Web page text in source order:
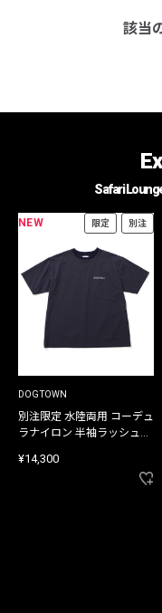
該当
Safari
NEW 限定 別注
DOGTOWN
別注限定 水陸両用 コーデュ
ラナイロン 半袖ラッシュガ
¥14,300